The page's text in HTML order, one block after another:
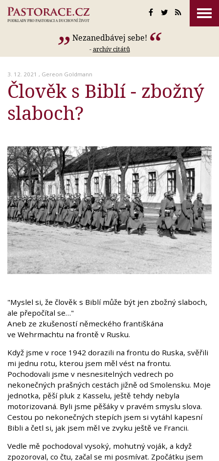
Nezanedbávej sebe!
-archív citátů
3. 12. 2021 , Gereon Goldmann
Člověk s Biblí - zbožný
slaboch?
"Myslel si, že člověk s Biblí může být jen zbožný slaboch,
ale přepočítal se…"
Aneb ze zkušeností německého františkána
ve Wehrmachtu na frontě v Rusku.
Když jsme v roce 1942 dorazili na frontu do Ruska, svěřili
mi jednu rotu, kterou jsem měl vést na frontu.
Pochodovali jsme v nesnesitelných vedrech po
nekonečných prašných cestách jižně od Smolensku. Moje
jednotka, pěší pluk z Kasselu, ještě tehdy nebyla
motorizovaná. Byli jsme pěšáky v pravém smyslu slova.
Cestou po nekonečných stepích jsem si vytáhl kapesní
Bibli a četl si, jak jsem měl ve zvyku ještě ve Francii.
Vedle mě pochodoval vysoký, mohutný voják, a když
zpozoroval, co čtu, začal se mi posmívat. Zpočátku jsem